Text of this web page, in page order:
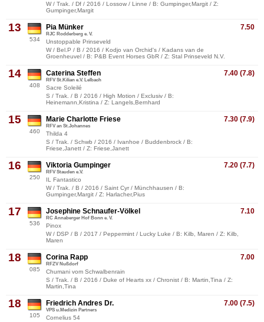
W / Trak. / Df / 2016 / Lossow / Linne / B: Gumpinger,Margit / Z:
Gumpinger,Margit
13
534
7.50
Pia Münker
RJC Rodderberg e. V.
Unstoppable Prinseveld
W / Bel.P / B / 2016 / Kodjo van Orchid's / Kadans van de
Groenheuvel / B: P&B Event Horses GbR / Z: Stal Prinseveld N.V.
14
408
7.40 (7.8)
Caterina Steffen
RFV St.Kilian e.V. Lelbach
Sacre Soleilé
S / Trak. / B / 2016 / High Motion / Exclusiv / B:
Heinemann,Kristina / Z: Langels,Bernhard
15
460
7.30 (7.9)
Marie Charlotte Friese
RFV an St.Johannes
Thilda 4
S / Trak. / Schwb / 2016 / Ivanhoe / Buddenbrock / B:
Friese,Janett / Z: Friese,Janett
16
250
7.20 (7.7)
Viktoria Gumpinger
RFV Stauden e.V.
IL Fantastico
W / Trak. / B / 2016 / Saint Cyr / Münchhausen / B:
Gumpinger,Margit / Z: Harlacher,Pius
17
536
7.10
Josephine Schnaufer-Völkel
RC Annaberger Hof Bonn e. V.
Pinox
W / DSP / B / 2017 / Peppermint / Lucky Luke / B: Kilb, Maren / Z: Kilb,
Maren
18
085
7.00
Corina Rapp
RFZV Nußdorf
Chumani vom Schwalbenrain
S / Trak. / B / 2016 / Duke of Hearts xx / Chronist / B: Martin,Tina / Z:
Martin,Tina
18
105
7.00 (7.5)
Friedrich Andres Dr.
VPS u.Medizin Partners
Cornelius 54